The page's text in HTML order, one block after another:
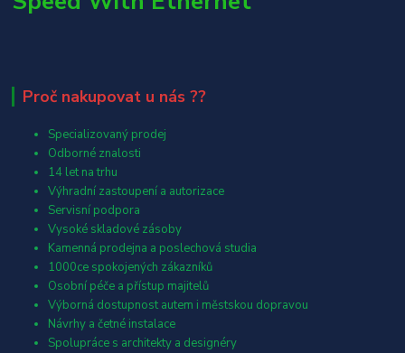
Proč nakupovat u nás ??
Specializovaný prodej
Odborné znalosti
14 let na trhu
Výhradní zastoupení a autorizace
Servisní podpora
Vysoké skladové zásoby
Kamenná prodejna a poslechová studia
1000ce spokojených zákazníků
Osobní péče a přístup majitelů
Výborná dostupnost autem i městskou dopravou
Návrhy a četné instalace
Spolupráce s architekty a designéry